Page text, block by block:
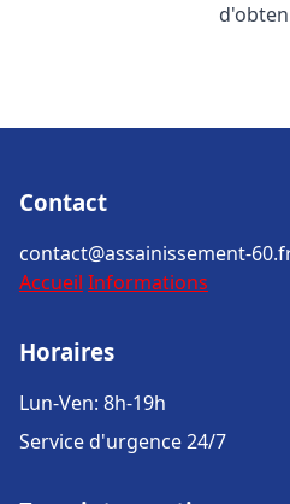
Contact
contact@assainissement-
Accueil Informations
Horaires
Lun-Ven: 8h-19h
Service d'urgence 24/7